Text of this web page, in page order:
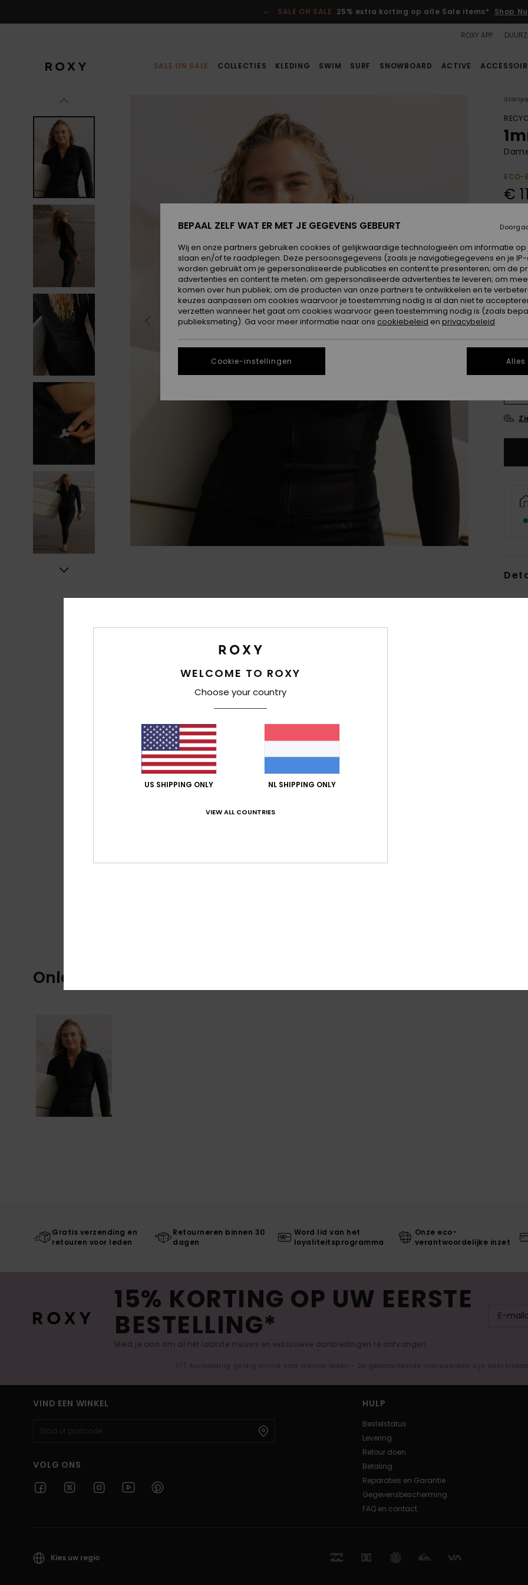
SALE ON SALE 25% extra korting op alle Sale items* Shop Nu
ROXY APP
SALE ON SALE COLLECTIES KLEDING SWIM SURF SNOWBOARD ACTIVE
ECO-
€
Kleur
2
Onlangs bekeken
Gratis verzending en
retouren voor leden
Retourneren binnen 30
dagen
Word lid van het
loyaliteitsprogramma
Onze eco-
verantwoordelijke inzet
15% KORTING OP UW EERSTE
BESTELLING*
Meld je aan om al het laatste nieuws en exclusieve aanbiedingen te ontvangen.
(*) Aanbieding geldig online voor nieuwe leden - De gedetailleerde voorwaarden zijn
VIND EEN WINKEL
VOLG ONS
HULP
Bestelstatus
Levering
Retour doen
Betaling
Reparaties en Garantie
Gegevensbescherming
FAQ en contact
Kies uw regio
WELCOME TO ROXY
Choose your country
US SHIPPING ONLY NL SHIPPING ONLY
VIEW ALL COUNTRIES
BEPAAL ZELF WAT ER MET JE GEGEVENS GEBEURT
Wij en onze partners gebruiken cookies of gelijkwaardige technologieën om informatie
slaan en/of te raadplegen. Deze persoonsgegevens (zoals je navigatiegegevens en je
worden gebruikt om je gepersonaliseerde publicaties en content te presenteren; om de
advertenties en content te meten; om gepersonaliseerde advertenties te leveren; om
komen over hun publiek; om de producten van onze partners te ontwikkelen en te
keuzes aanpassen om cookies waarvoor je toestemming nodig is al dan niet te
verzetten wanneer het gaat om cookies waarvoor geen toestemming nodig is (zoals
publieksmeting). Ga voor meer informatie naar ons cookiebeleid en privacybeleid
Cookie-instellingen Alles